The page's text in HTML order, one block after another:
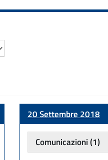
20 Settembre 2018
Comunicazioni(1)